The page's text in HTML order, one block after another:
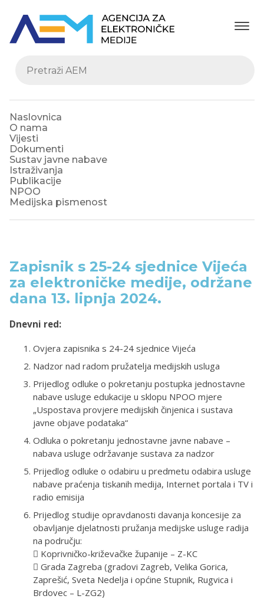
Naslovnica
O nama
Vijesti
Dokumenti
Sustav javne nabave
Istraživanja
Publikacije
NPOO
Medijska pismenost
Zapisnik s 25-24 sjednice Vijeća
za elektroničke medije, održane
dana 13. lipnja 2024.
Dnevni red:
Ovjera zapisnika s 24-24 sjednice Vijeća
Nadzor nad radom pružatelja medijskih usluga
Prijedlog odluke o pokretanju postupka jednostavne
nabave usluge edukacije u sklopu NPOO mjere
„Uspostava provjere medijskih činjenica i sustava
javne objave podataka“
Odluka o pokretanju jednostavne javne nabave –
nabava usluge održavanje sustava za nadzor
Prijedlog odluke o odabiru u predmetu odabira usluge
nabave praćenja tiskanih medija, Internet portala i TV i
radio emisija
Prijedlog studije opravdanosti davanja koncesije za
obavljanje djelatnosti pružanja medijske usluge radija
na području:
 Koprivničko-križevačke županije – Z-KC
 Grada Zagreba (gradovi Zagreb, Velika Gorica,
Zaprešić, Sveta Nedelja i općine Stupnik, Rugvica i
Brdovec – L-ZG2)